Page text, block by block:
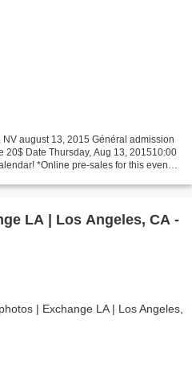
august 13, 2015 Général admission
20$ Date Thursday, Aug 13, 201510:00
*Online pre-sales for this event
LA | Los Angeles, CA -